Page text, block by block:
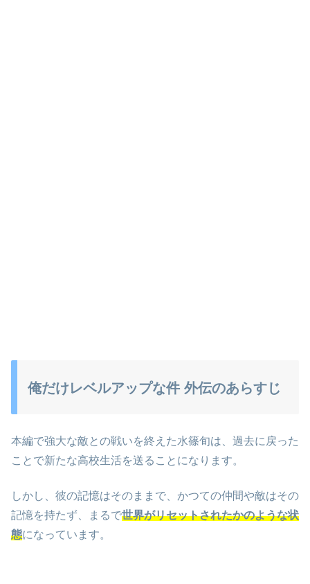
俺だけレベルアップな件 外伝のあらすじ
本編で強大な敵との戦いを終えた水篠旬は、過去に戻った
ことで新たな高校生活を送ることになります。
しかし、彼の記憶はそのままで、かつての仲間や敵はその
記憶を持たず、まるで世界がリセットされたかのような状
態になっています。